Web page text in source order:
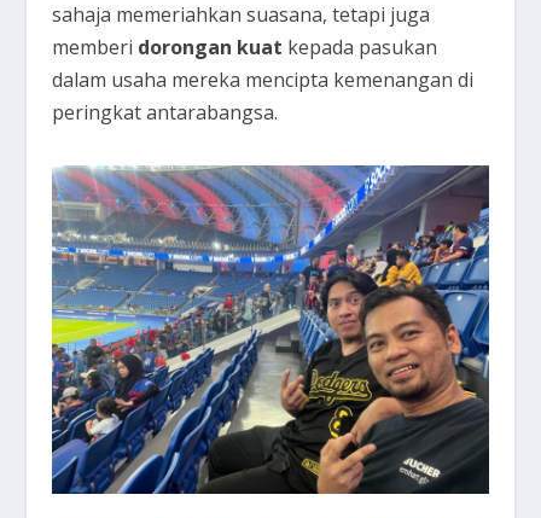
sahaja memeriahkan suasana, tetapi juga
memberi dorongan kuat kepada pasukan
dalam usaha mereka mencipta kemenangan di
peringkat antarabangsa.